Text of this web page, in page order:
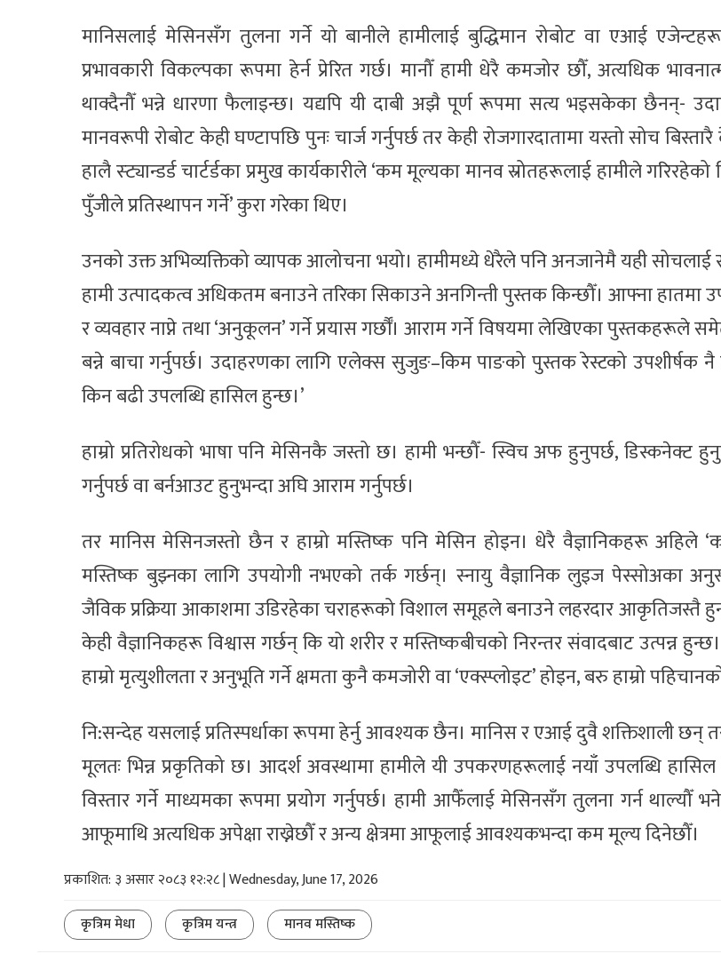
मानिसलाई मेसिनसँग तुलना गर्ने यो बानीले हामीलाई बुद्धिमान रोबोट वा एआई
प्रभावकारी विकल्पका रूपमा हेर्न प्रेरित गर्छ। मानौँ हामी धेरै कमजोर छौँ, अत्यधिक
थाक्दैनौँ भन्ने धारणा फैलाइन्छ। यद्यपि यी दाबी अझै पूर्ण रूपमा सत्य भइसकेका छैनन्-
मानवरूपी रोबोट केही घण्टापछि पुनः चार्ज गर्नुपर्छ तर केही रोजगारदातामा यस्तो सोच
हालै स्ट्यान्डर्ड चार्टर्डका प्रमुख कार्यकारीले ‘कम मूल्यका मानव स्रोतहरूलाई हामीले गरिरहेको
पुँजीले प्रतिस्थापन गर्ने’ कुरा गरेका थिए।
उनको उक्त अभिव्यक्तिको व्यापक आलोचना भयो। हामीमध्ये धेरैले पनि अनजानेमै यही सोचलाई
हामी उत्पादकत्व अधिकतम बनाउने तरिका सिकाउने अनगिन्ती पुस्तक किन्छौँ। आफ्ना हातमा
र व्यवहार नाप्ने तथा ‘अनुकूलन’ गर्ने प्रयास गर्छौँ। आराम गर्ने विषयमा लेखिएका पुस्तकहरूले
बन्ने बाचा गर्नुपर्छ। उदाहरणका लागि एलेक्स सुजुङ–किम पाङको पुस्तक रेस्टको उपशीर्षक
किन बढी उपलब्धि हासिल हुन्छ।’
हाम्रो प्रतिरोधको भाषा पनि मेसिनकै जस्तो छ। हामी भन्छौँ- स्विच अफ हुनुपर्छ, डिस्कनेक्ट
गर्नुपर्छ वा बर्नआउट हुनुभन्दा अघि आराम गर्नुपर्छ।
तर मानिस मेसिनजस्तो छैन र हाम्रो मस्तिष्क पनि मेसिन होइन। धेरै वैज्ञानिकहरू अहिले
मस्तिष्क बुझ्नका लागि उपयोगी नभएको तर्क गर्छन्। स्नायु वैज्ञानिक लुइज पेस्सोअका
जैविक प्रक्रिया आकाशमा उडिरहेका चराहरूको विशाल समूहले बनाउने लहरदार आकृतिजस्तै
केही वैज्ञानिकहरू विश्वास गर्छन् कि यो शरीर र मस्तिष्कबीचको निरन्तर संवादबाट उत्पन्न
हाम्रो मृत्युशीलता र अनुभूति गर्ने क्षमता कुनै कमजोरी वा ‘एक्स्प्लोइट’ होइन, बरु हाम्रो
नि:सन्देह यसलाई प्रतिस्पर्धाका रूपमा हेर्नु आवश्यक छैन। मानिस र एआई दुवै शक्तिशाली छन्
मूलतः भिन्न प्रकृतिको छ। आदर्श अवस्थामा हामीले यी उपकरणहरूलाई नयाँ उपलब्धि हासिल
विस्तार गर्ने माध्यमका रूपमा प्रयोग गर्नुपर्छ। हामी आफैँलाई मेसिनसँग तुलना गर्न थाल्यौँ भने
आफूमाथि अत्यधिक अपेक्षा राख्नेछौँ र अन्य क्षेत्रमा आफूलाई आवश्यकभन्दा कम मूल्य दिनेछौँ।
प्रकाशित: ३ असार २०८३ १२:२८ | Wednesday, June 17, 2026
कृत्रिम मेधा
कृत्रिम यन्त्र मानव मस्तिष्क